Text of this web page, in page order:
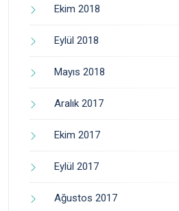
Ekim 2018
Eylül 2018
Mayıs 2018
Aralık 2017
Ekim 2017
Eylül 2017
Ağustos 2017